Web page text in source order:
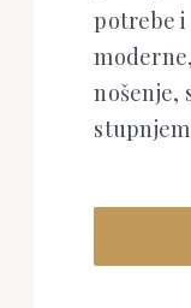
potrebe
nošenje,